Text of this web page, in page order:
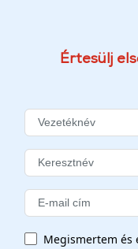
Értesülj
Megismertem és